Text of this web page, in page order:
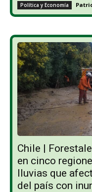
Política y Economía
Chile |
en cinco
lluvias que
del país con